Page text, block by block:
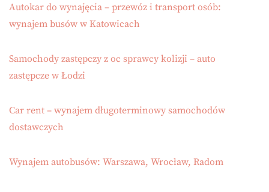
Autokar do wynajęcia – przewóz i transport osób:
wynajem busów w Katowicach
Samochody zastępczy z oc sprawcy kolizji – auto
zastępcze w Łodzi
Car rent – wynajem długoterminowy samochodów
dostawczych
Wynajem autobusów: Warszawa, Wrocław, Radom